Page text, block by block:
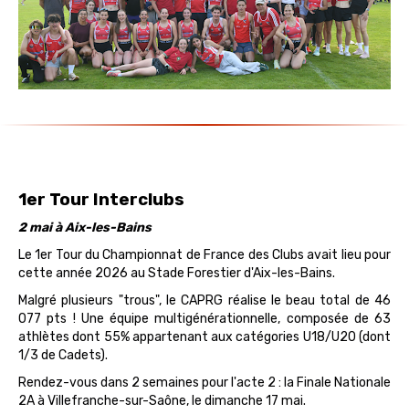
1er Tour Interclubs
2 mai à Aix-les-Bains
Le 1er Tour du Championnat de France des Clubs avait lieu pour
cette année 2026 au Stade Forestier d'Aix-les-Bains.
Malgré plusieurs "trous", le CAPRG réalise le beau total de 46
077 pts ! Une équipe multigénérationnelle, composée de 63
athlètes dont 55% appartenant aux catégories U18/U20 (dont
1/3 de Cadets).
Rendez-vous dans 2 semaines pour l'acte 2 : la Finale Nationale
2A à Villefranche-sur-Saône, le dimanche 17 mai.